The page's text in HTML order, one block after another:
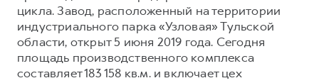
цикла. Завод, расположенный на территории
индустриального парка «Узловая» Тульской
области, открыт 5 июня 2019 года. Сегодня
площадь производственного комплекса
составляет 183 158 кв.м. и включает цех